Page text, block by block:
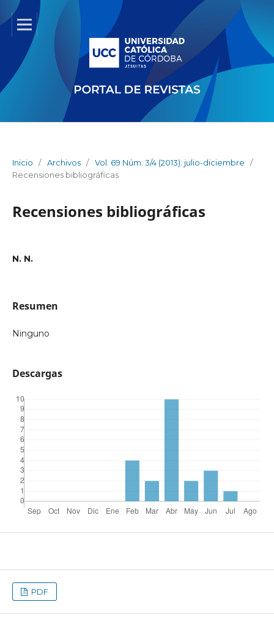
Inicio / Archivos / Vol. 69 Núm. 3/4 (2013): julio-diciembre
/
Recensiones bibliográficas
Recensiones bibliográficas
N. N.
Resumen
Ninguno
Descargas
PDF